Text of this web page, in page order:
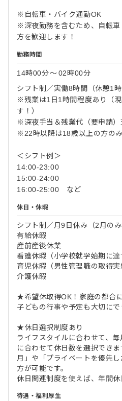
※自転車・バイク通勤OK
※深夜勤務を含むため、自転車
方を歓迎します！
勤務時間
14時00分〜02時00分
シフト制／実働8時間（休憩1時
※残業は1日1時間程度あり（
す！）
※深夜手当＆残業代（要申請）
※22時以降は18歳以上の方の
＜シフト例＞
14:00-23:00
15:00-24:00
16:00-25:00 など
休日・休暇
シフト制／月9日休み（2月の
有給休暇
産前産後休業
看護休暇（小学校就学始期に達
育児休暇（男性管理職の取得実
介護休暇
★希望休取得OK！家庭の都合
子どもの行事や予定も大切にで
★休日選択制度あり
ライフスタイルに合わせて、
に合わせて休日数を選択でき
月」や「プライベートを優先
方が可能です。
休日関連制度を使えば、年間休
待遇・福利厚生